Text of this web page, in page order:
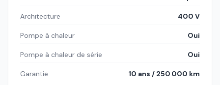
Architecture 400 V
Pompe à chaleur Oui
Pompe à chaleur de série Oui
Garantie 10 ans / 250 000 km